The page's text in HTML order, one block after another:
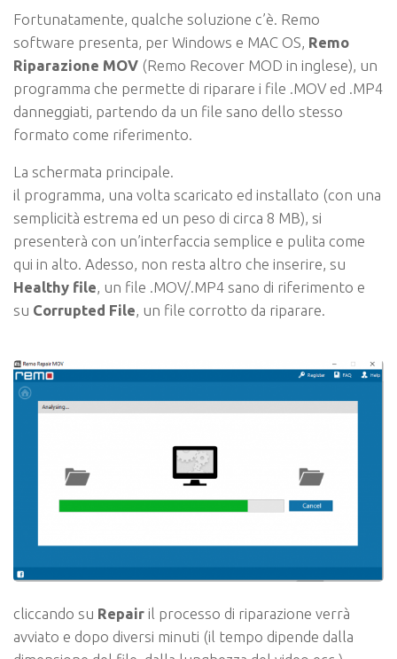
Fortunatamente, qualche soluzione c’è. Remo
software presenta, per Windows e MAC OS, Remo
Riparazione MOV (Remo Recover MOD in inglese), un
programma che permette di riparare i file .MOV ed .MP4
danneggiati, partendo da un file sano dello stesso
formato come riferimento.
La schermata principale.
il programma, una volta scaricato ed installato (con una
semplicità estrema ed un peso di circa 8 MB), si
presenterà con un’interfaccia semplice e pulita come
qui in alto. Adesso, non resta altro che inserire, su
Healthy file, un file .MOV/.MP4 sano di riferimento e
su Corrupted File, un file corrotto da riparare.
cliccando su Repair il processo di riparazione verrà
avviato e dopo diversi minuti (il tempo dipende dalla